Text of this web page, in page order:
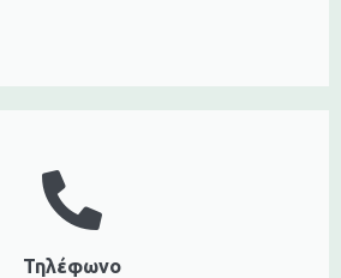
Τηλέφωνο